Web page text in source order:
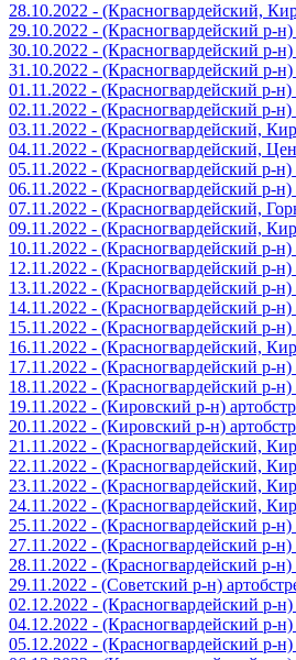
28.10.2022 - (Красногвардейский,
29.10.2022 - (Красногвардейский р-
30.10.2022 - (Красногвардейский р-
31.10.2022 - (Красногвардейский р-
01.11.2022 - (Красногвардейский р-
02.11.2022 - (Красногвардейский р-
03.11.2022 - (Красногвардейский,
04.11.2022 - (Красногвардейский,
05.11.2022 - (Красногвардейский р-
06.11.2022 - (Красногвардейский р-
07.11.2022 - (Красногвардейский,
09.11.2022 - (Красногвардейский,
10.11.2022 - (Красногвардейский р-
12.11.2022 - (Красногвардейский р-
13.11.2022 - (Красногвардейский р-
14.11.2022 - (Красногвардейский р-
15.11.2022 - (Красногвардейский р-
16.11.2022 - (Красногвардейский,
17.11.2022 - (Красногвардейский р-
18.11.2022 - (Красногвардейский р-
19.11.2022 - (Кировский р-н)
20.11.2022 - (Кировский р-н)
21.11.2022 - (Красногвардейский,
22.11.2022 - (Красногвардейский,
23.11.2022 - (Красногвардейский,
24.11.2022 - (Красногвардейский,
25.11.2022 - (Красногвардейский р-
27.11.2022 - (Красногвардейский р-
28.11.2022 - (Красногвардейский р-
29.11.2022 - (Советский р-н)
02.12.2022 - (Красногвардейский р-
04.12.2022 - (Красногвардейский р-
05.12.2022 - (Красногвардейский р-